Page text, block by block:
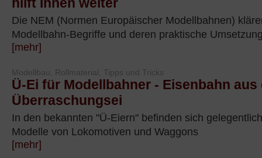
Die NEM (Normen Europäischer Modellbahnen)
Modellbahn-Begriffe und deren praktische
[mehr]
Modellbau, Rollmaterial, Tipps und Tricks
Ü-Ei für Modellbahner - Eisenbahn aus
Überraschungsei
In den bekannten "Ü-Eiern" befinden sich
Modelle von Lokomotiven und Waggons
[mehr]